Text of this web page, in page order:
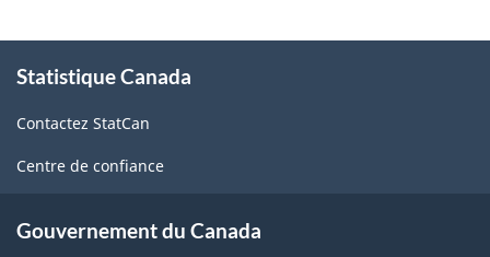
propos
ce
site
Statistique Canada
Contactez StatCan
Centre de confiance
Gouvernement du Canada